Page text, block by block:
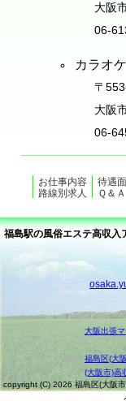
大阪
06-
カラオ
〒
大阪
06-
お仕事内容 待遇面
路線別求人
Ｑ＆Ａ
福島駅の風俗エステ高収入
大阪出張
福島区(大
(大阪市)高
copyright (C) 2026 福島区(大阪